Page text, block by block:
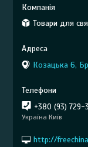
Товари для
Козацька 6,
+380 (93) 729-
Україна Київ
http://